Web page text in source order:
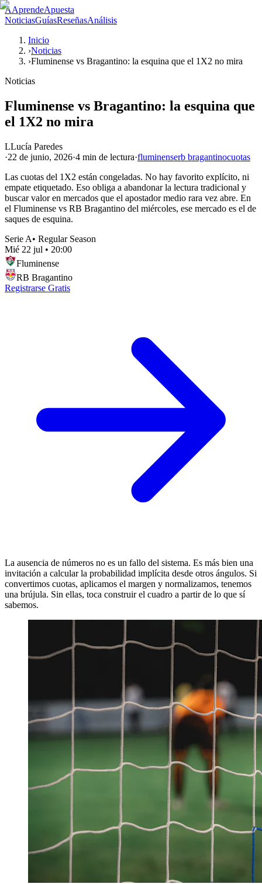
AAprendeApuesta
NoticiasGuíasReseñasAnálisis
Inicio
›Noticias
›Fluminense vs Bragantino: la esquina que el 1X2 no mira
Noticias
Fluminense vs Bragantino: la esquina que
el 1X2 no mira
LLucía Paredes
·22 de junio, 2026·4 min de lectura·fluminenserb bragantinocuotas
Las cuotas del 1X2 están congeladas. No hay favorito explícito, ni
empate etiquetado. Eso obliga a abandonar la lectura tradicional y
buscar valor en mercados que el apostador medio rara vez abre. En
el Fluminense vs RB Bragantino del miércoles, ese mercado es el de
saques de esquina.
Serie A• Regular Season
Mié 22 jul • 20:00
Fluminense
RB Bragantino
Registrarse Gratis
La ausencia de números no es un fallo del sistema. Es más bien una
invitación a calcular la probabilidad implícita desde otros ángulos. Si
convertimos cuotas, aplicamos el margen y normalizamos, tenemos
una brújula. Sin ellas, toca construir el cuadro a partir de lo que sí
sabemos.